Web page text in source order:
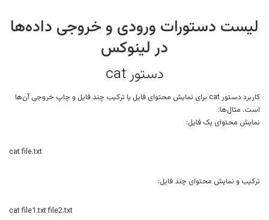
لیست دستورات ورودی و خروجی داده‌ها
در لینوکس
دستور cat
کاربرد دستور cat برای نمایش محتوای فایل یا ترکیب چند فایل و چاپ خروجی آن‌ها
است. مثال‌ها:
نمایش محتوای یک فایل:
cat file.txt
ترکیب و نمایش محتوای چند فایل:
cat file1.txt file2.txt